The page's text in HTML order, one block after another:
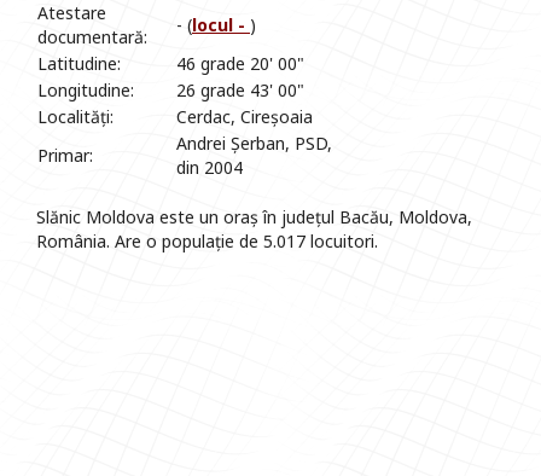
Atestare
documentară:
- (locul - )
Latitudine:
46 grade 20' 00"
Longitudine:
26 grade 43' 00"
Localități:
Cerdac, Cireșoaia
Primar:
Andrei Șerban, PSD,
din 2004
Slănic Moldova este un oraș în județul Bacău, Moldova,
România. Are o populație de 5.017 locuitori.